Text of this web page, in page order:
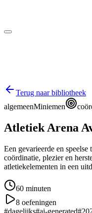
Terug naar bibliotheek
algemeenMiniemen
Atletiek Arena
Een gevarieerde en
coördinatie, plezier en
atletiekelementen in een
60 minuten
8 oefeningen
#dagelijks#ai-generated#